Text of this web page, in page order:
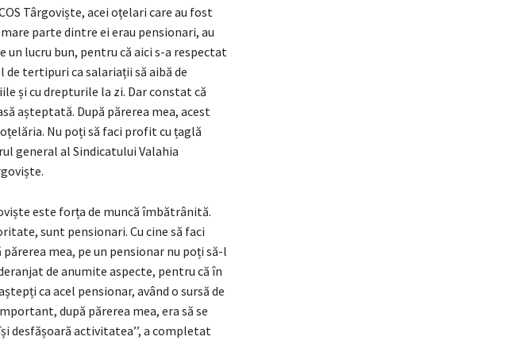
Târgoviște, acei oțelari care au fost
parte dintre ei erau pensionari, au
lucru bun, pentru că aici s-a respectat
de tertipuri ca salariații să aibă de
și cu drepturile la zi. Dar constat că
așteptată. După părerea mea, acest
Nu poți să faci profit cu țaglă
general al Sindicatului Valahia
este forța de muncă îmbătrânită.
sunt pensionari. Cu cine să faci
mea, pe un pensionar nu poți să-l
de anumite aspecte, pentru că în
ca acel pensionar, având o sursă de
după părerea mea, era să se
activitatea’’, a completat